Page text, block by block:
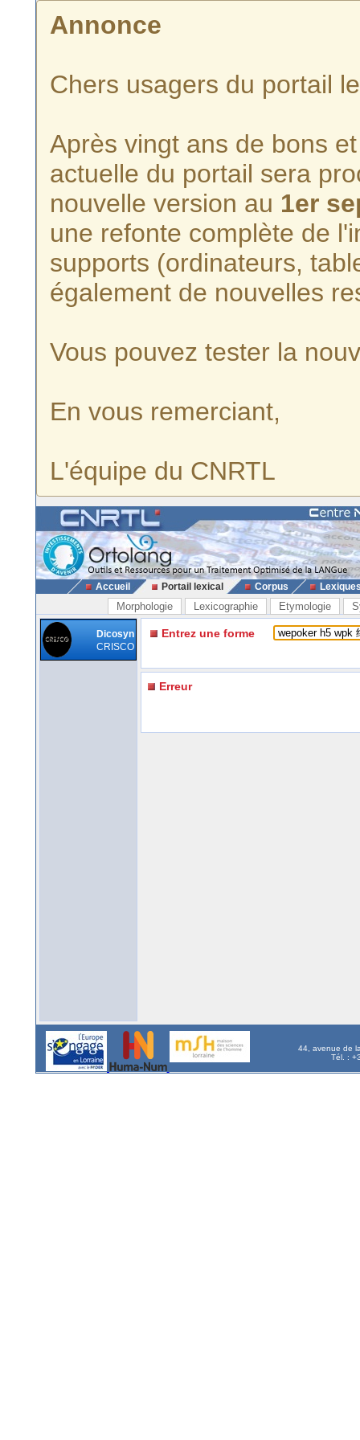
Annonce
Chers usagers du portail
Après vingt ans de bons
actuelle du portail sera
nouvelle version au 1er
une refonte complète de
supports (ordinateurs,
également de nouvelles
Vous pouvez tester la
En vous remerciant,
L'équipe du CNRTL
Accueil Portail lexical Corpus
Morphologie Lexicographie Etymologie
Dicosyn
CRISCO
Entrez une forme
Erreur
44, avenue de
Tél. :